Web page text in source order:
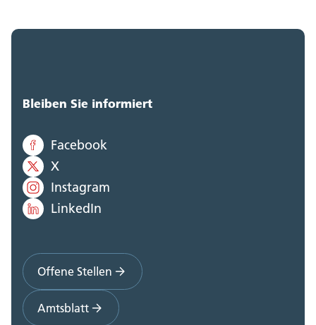
Bleiben Sie informiert
Facebook
X
Instagram
LinkedIn
Offene Stellen
Amtsblatt